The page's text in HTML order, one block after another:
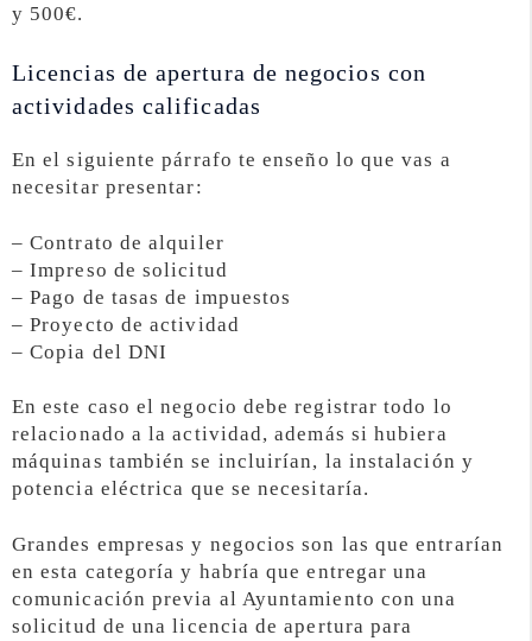
y 500€.
Licencias de apertura de negocios con
actividades calificadas
En el siguiente párrafo te enseño lo que vas a
necesitar presentar:
– Contrato de alquiler
– Impreso de solicitud
– Pago de tasas de impuestos
– Proyecto de actividad
– Copia del DNI
En este caso el negocio debe registrar todo lo
relacionado a la actividad, además si hubiera
máquinas también se incluirían, la instalación y
potencia eléctrica que se necesitaría.
Grandes empresas y negocios son las que entrarían
en esta categoría y habría que entregar una
comunicación previa al Ayuntamiento con una
solicitud de una licencia de apertura para